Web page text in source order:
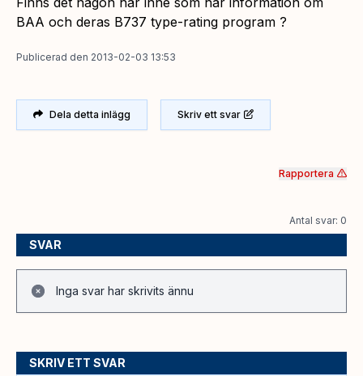
BAA och deras B737 type-rating program ?
Publicerad den 2013-02-03 13:53
Dela detta inlägg Skriv ett svar
Rapportera
Antal svar: 0
SVAR
Inga svar har skrivits ännu
SKRIV ETT SVAR